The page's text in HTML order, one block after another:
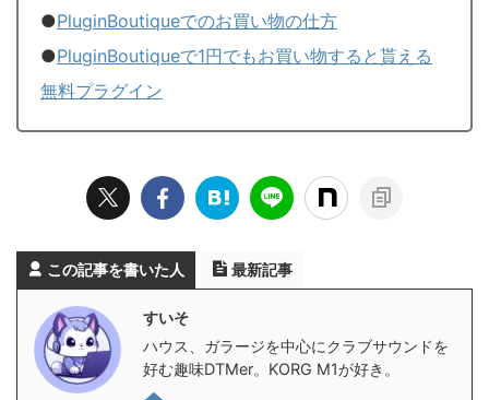
●PluginBoutiqueでのお買い物の仕方
●PluginBoutiqueで1円でもお買い物すると貰える
無料プラグイン
この記事を書いた人 最新記事
すいそ
ハウス、ガラージを中心にクラブサウンドを
好む趣味DTMer。KORG M1が好き。